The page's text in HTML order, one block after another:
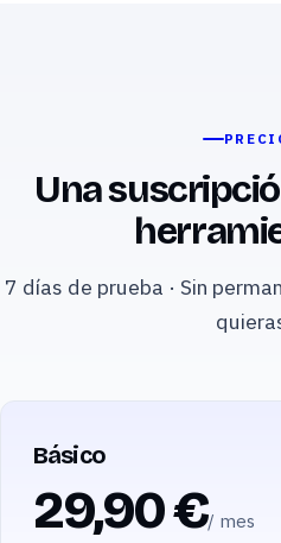
Una
7 días de prueba · Sin
Básico
29,90 €/ mes